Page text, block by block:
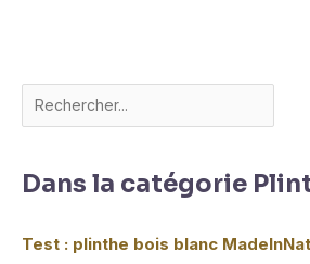
Dans la catégorie
Test : plinthe bois blanc